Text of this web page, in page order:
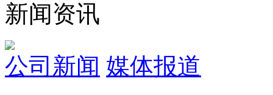
新闻资讯
公司新闻 媒体报道